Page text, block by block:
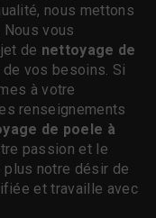
nous mettons
vous
de nettoyage de
de vos besoins. Si
à votre
renseignements
de poele à
passion et le
plus notre désir de
et travaille avec